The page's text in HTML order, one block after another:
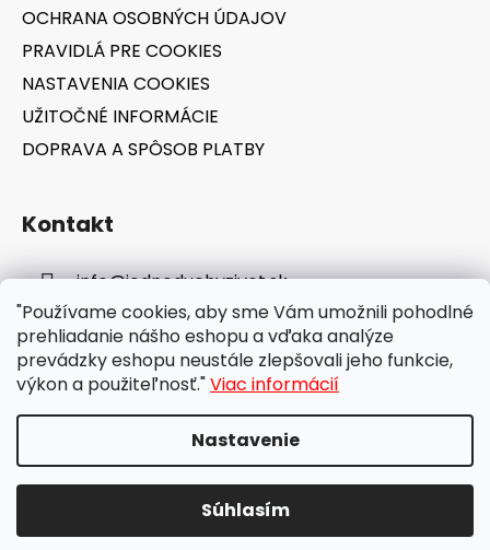
"Používame cookies, aby sme Vám umožnili pohodlné
prehliadanie nášho eshopu a vďaka analýze
prevádzky eshopu neustále zlepšovali jeho funkcie,
výkon a použiteľnosť."Viac informácií
Nastavenie
Súhlasím
OCHRANA OSOBNÝCH ÚDAJOV
PRAVIDLÁ PRE COOKIES
NASTAVENIA COOKIES
UŽITOČNÉ INFORMÁCIE
DOPRAVA A SPÔSOB PLATBY
Kontakt
info@jednoduchyzivot.sk
E-shop: 0948 647 767
Vytvoril Shoptet
jednoduchyzivot.sk
vyhradené.Upraviť nastavenie cookies